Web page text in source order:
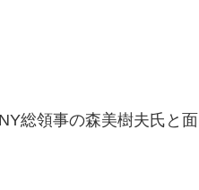
総領事の森美樹夫氏と面